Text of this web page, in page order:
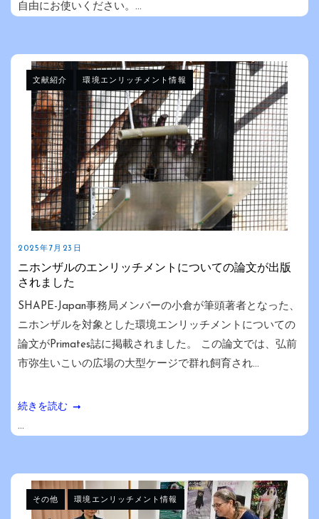
自由にお使いください。...
文献紹介 環境エンリッチメント情報
2025年7月23日
ニホンザルのエンリッチメントについての論文が出版
されました
SHAPE-Japan事務局メンバーの小倉が筆頭著者となった、
ニホンザルを対象とした環境エンリッチメントについての
論文がPrimates誌に掲載されました。 この論文では、弘前
市弥生いこいの広場の大型ケージで群れ飼育され...
続きを読む
...
その他 環境エンリッチメント情報